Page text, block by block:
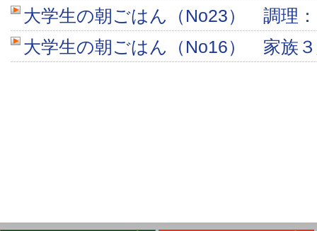
大学生の朝ごはん（No23） 調理
大学生の朝ごはん（No16） 家族